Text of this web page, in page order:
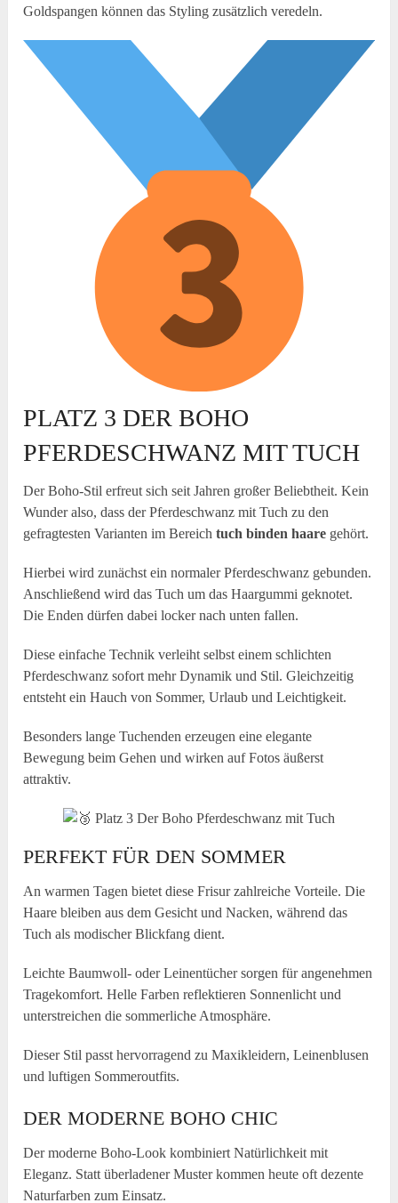
Goldspangen können das Styling zusätzlich veredeln.
PLATZ 3 DER BOHO
PFERDESCHWANZ MIT TUCH
Der Boho-Stil erfreut sich seit Jahren großer Beliebtheit. Kein
Wunder also, dass der Pferdeschwanz mit Tuch zu den
gefragtesten Varianten im Bereichtuch binden haare gehört.
Hierbei wird zunächst ein normaler Pferdeschwanz gebunden.
Anschließend wird das Tuch um das Haargummi geknotet.
Die Enden dürfen dabei locker nach unten fallen.
Diese einfache Technik verleiht selbst einem schlichten
Pferdeschwanz sofort mehr Dynamik und Stil. Gleichzeitig
entsteht ein Hauch von Sommer, Urlaub und Leichtigkeit.
Besonders lange Tuchenden erzeugen eine elegante
Bewegung beim Gehen und wirken auf Fotos äußerst
attraktiv.
PERFEKT FÜR DEN SOMMER
An warmen Tagen bietet diese Frisur zahlreiche Vorteile. Die
Haare bleiben aus dem Gesicht und Nacken, während das
Tuch als modischer Blickfang dient.
Leichte Baumwoll- oder Leinentücher sorgen für angenehmen
Tragekomfort. Helle Farben reflektieren Sonnenlicht und
unterstreichen die sommerliche Atmosphäre.
Dieser Stil passt hervorragend zu Maxikleidern, Leinenblusen
und luftigen Sommeroutfits.
DER MODERNE BOHO CHIC
Der moderne Boho-Look kombiniert Natürlichkeit mit
Eleganz. Statt überladener Muster kommen heute oft dezente
Naturfarben zum Einsatz.